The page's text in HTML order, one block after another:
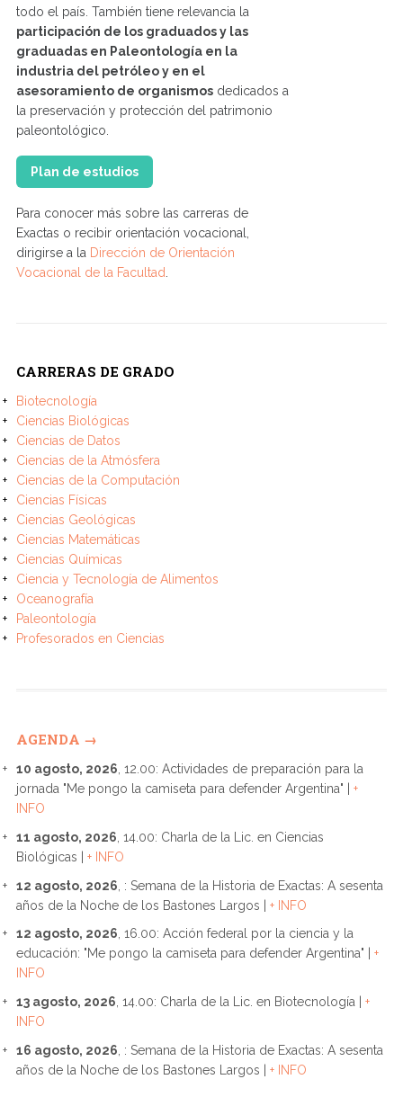
todo el país. También tiene relevancia la
participación de los graduados y las
graduadas en Paleontología en la
industria del petróleo y en el
asesoramiento de organismosdedicados a
la preservación y protección del patrimonio
paleontológico.
Plan de estudios
Para conocer más sobre las carreras de
Exactas o recibir orientación vocacional,
dirigirse a la Dirección de Orientación
Vocacional de la Facultad
CARRERAS DE GRADO
Biotecnología
Ciencias Biológicas
Ciencias de Datos
Ciencias de la Atmósfera
Ciencias de la Computación
Ciencias Físicas
Ciencias Geológicas
Ciencias Matemáticas
Ciencias Químicas
Ciencia y Tecnología de Alimentos
Oceanografía
Paleontología
Profesorados en Ciencias
AGENDA →
10 agosto, 2026 , 12.00: Actividades de preparación para la
jornada "Me pongo la camiseta para defender Argentina" | +
INFO
11 agosto, 2026 , 14.00: Charla de la Lic. en Ciencias
Biológicas | + INFO
12 agosto, 2026 , : Semana de la Historia de Exactas: A sesenta
años de la Noche de los Bastones Largos | + INFO
12 agosto, 2026, 16.00: Acción federal por la ciencia y la
educación: "Me pongo la camiseta para defender Argentina" | +
INFO
13 agosto, 2026 , 14.00: Charla de la Lic. en Biotecnología | +
INFO
16 agosto, 2026 , : Semana de la Historia de Exactas: A sesenta
años de la Noche de los Bastones Largos | + INFO